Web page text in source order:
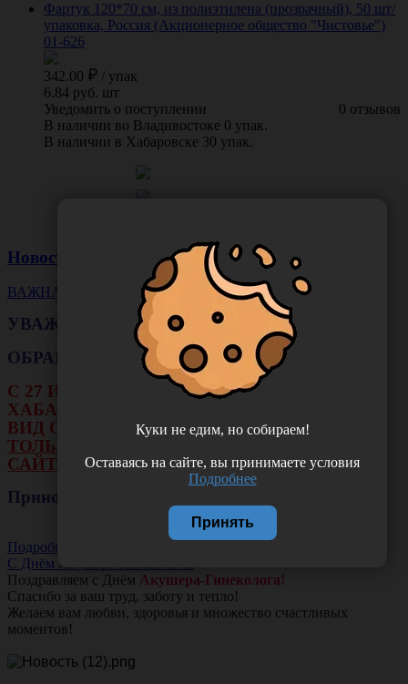
Фартук 120*70 см, из полиэтилена (прозрачный), 50 шт/
упаковка, Россия (Акционерное общество "Чистовье")
01-626
342.00 / упак
6.84 руб. шт
0 отзывов
Уведомить о поступлении
В наличии во Владивостоке 0 упак.
В наличии в Хабаровске 30 упак.
Новости
ВАЖНАЯ НОВОСТЬ
УВАЖАЕМЫЕ КЛИЕНТЫ!
ОБРАЩАЕМ ВАШЕ ВНИМАНИЕ!!!
С 27 ИЮЛЯ ПО 16 АВГУСТА В ФИЛИАЛЕ Г.
ХАБАРОВСКА НЕ БУДЕТ ДЕЙСТВОВАТЬ
ВИД ОПЛАТЫ: НАЛИЧНЫЕ И ТЕРМИНАЛ.
ТОЛЬКО ОПЛАТА ОНЛАЙН НА НАШЕМ
САЙТЕ ИЛИ ЧЕРЕЗ РАСЧЕТНЫЙ СЧЕТ.
Приносим свои извинения!
Подробнее
С Днём Акушера-Гинеколога!
Поздравляем с Днём Акушера-Гинеколога!
Спасибо за ваш труд, заботу и тепло!
Желаем вам любви, здоровья и множество счастливых
моментов!
Куки не едим, но собираем!
Оставаясь на сайте, вы принимаете условия
Подробнее
Принять